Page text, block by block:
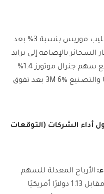
وفي الوقت نفسه، قفز سهم فيليب موريس بنسبة 3% بعد
بالإضافة إلى تزايد
أعماله الخالية من التدخين. وارتفع سهم جنرال موتورز 1.4%
وقفز سهم مجموعة التكنولوجيا والتصنيع 3M 6% بعد تفوق
أداء الشركات (التوقعات
الأرباح المعدلة للسهم
الواحد تبلغ 1.15 دولارًا أمريكيًا مقابل 1.13 دولارًا أمريكيًا